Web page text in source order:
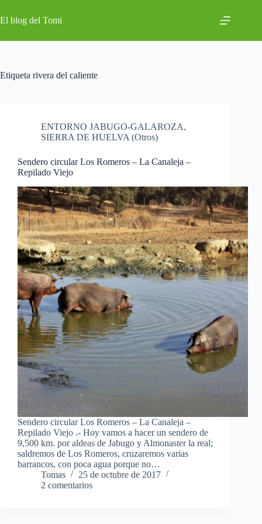
al
contenido
El blog del Tomi
Etiqueta rivera del caliente
ENTORNO JABUGO-GALAROZA,
SIERRA DE HUELVA (Otros)
Sendero circular Los Romeros – La Canaleja –
Repilado Viejo
Sendero circular Los Romeros – La Canaleja –
Repilado Viejo .- Hoy vamos a hacer un sendero de
9,500 km. por aldeas de Jabugo y Almonaster la real;
saldremos de Los Romeros, cruzaremos varias
barrancos, con poca agua porque no…
Tomas
25 de octubre de 2017
2 comentarios